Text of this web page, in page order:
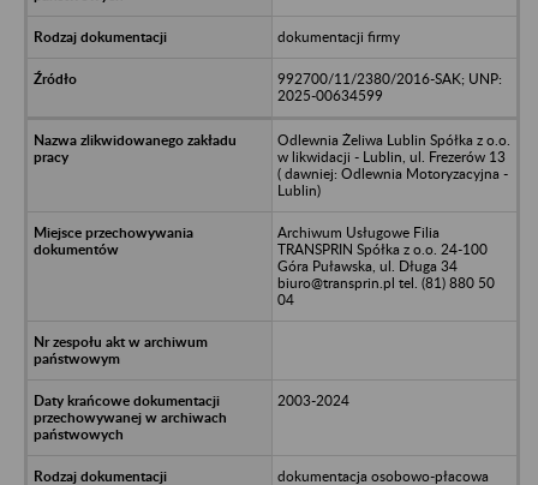
dokumentacji firmy
992700/11/2380/2016-SAK; UNP:
2025-00634599
Odlewnia Żeliwa Lublin Spółka z o.o.
w likwidacji - Lublin, ul. Frezerów 13
( dawniej: Odlewnia Motoryzacyjna -
Lublin)
Archiwum Usługowe Filia
TRANSPRIN Spółka z o.o. 24-100
Góra Puławska, ul. Długa 34
biuro@transprin.pl tel. (81) 880 50
04
2003-2024
dokumentacja osobowo-płacowa